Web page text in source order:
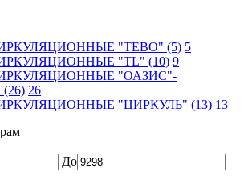
"TEBO" (5) 5
"TL" (10) 9
"ОАЗИС"-
26
"ЦИРКУЛЬ" (13) 13
До